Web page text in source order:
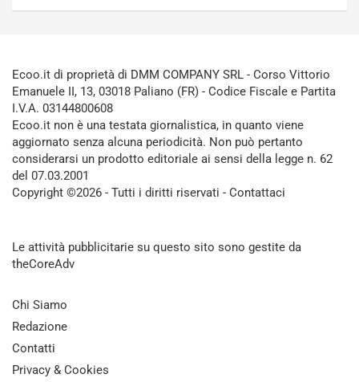
Ecoo.it di proprietà di DMM COMPANY SRL - Corso Vittorio
Emanuele II, 13, 03018 Paliano (FR) - Codice Fiscale e Partita
I.V.A. 03144800608
Ecoo.it non è una testata giornalistica, in quanto viene
aggiornato senza alcuna periodicità. Non può pertanto
considerarsi un prodotto editoriale ai sensi della legge n. 62
del 07.03.2001
Copyright ©2026 - Tutti i diritti riservati - Contattaci
Le attività pubblicitarie su questo sito sono gestite da
theCoreAdv
Chi Siamo
Redazione
Contatti
Privacy & Cookies